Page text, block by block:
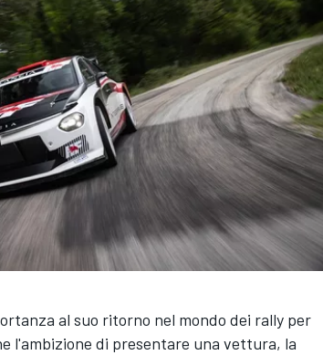
al suo ritorno nel mondo dei rally per
l'ambizione di presentare una vettura, la